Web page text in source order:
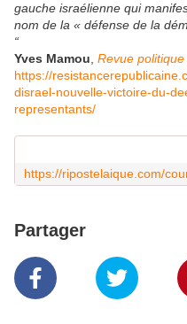
gauche israélienne qui
nom de la « défense de la
“
Yves Mamou Revue
https://
disrael-nouvelle-victoire-du-
representants/
Partager